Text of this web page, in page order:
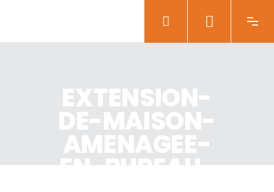
EXTENSION-
DE-MAISON-
AMENAGEE-
EN-BUREAU-